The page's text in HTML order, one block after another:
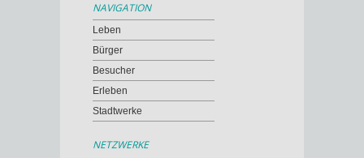
NAVIGATION
Leben
Bürger
Besucher
Erleben
Stadtwerke
NETZWERKE